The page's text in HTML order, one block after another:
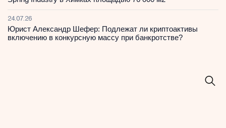
24.07.26
Юрист Александр Шефер: Подлежат ли криптоактивы
включению в конкурсную массу при банкротстве?